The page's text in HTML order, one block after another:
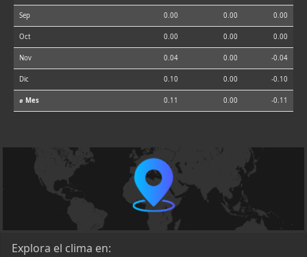
Sep 0.00 0.00 0.00
Oct 0.00 0.00 0.00
Nov 0.04 0.00 -0.04
Dic 0.10 0.00 -0.10
⌀ Mes 0.11 0.00 -0.11
Explora el clima en: